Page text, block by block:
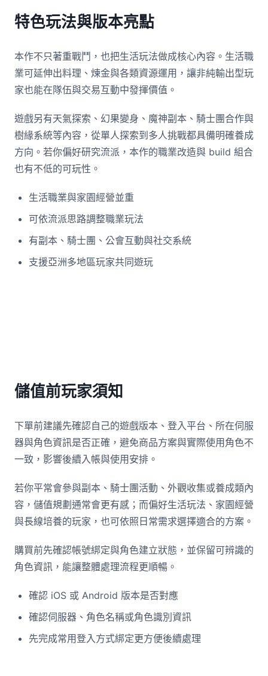
特色玩法與版本亮點
本作不只著重戰鬥，也把生活玩法做成核心內容。生活職
業可延伸出料理、煉金與各類資源運用，讓非純輸出型玩
家也能在隊伍與交易互動中發揮價值。
遊戲另有天氣探索、幻果變身、魔神副本、騎士團合作與
樹緣系統等內容，從單人探索到多人挑戰都具備明確養成
方向。若你偏好研究流派，本作的職業改造與 build 組合
也有不低的可玩性。
生活職業與家園經營並重
可依流派思路調整職業玩法
有副本、騎士團、公會互動與社交系統
支援亞洲多地區玩家共同遊玩
儲值前玩家須知
下單前建議先確認自己的遊戲版本、登入平台、所在伺服
器與角色資訊是否正確，避免商品方案與實際使用角色不
一致，影響後續入帳與使用安排。
若你平常會參與副本、騎士團活動、外觀收集或養成類內
容，儲值規劃通常會更有感；而偏好生活玩法、家園經營
與長線培養的玩家，也可依照日常需求選擇適合的方案。
購買前先確認帳號綁定與角色建立狀態，並保留可辨識的
角色資訊，能讓整體處理流程更順暢。
確認 iOS 或 Android 版本是否對應
確認伺服器、角色名稱或角色識別資訊
先完成常用登入方式綁定更方便後續處理